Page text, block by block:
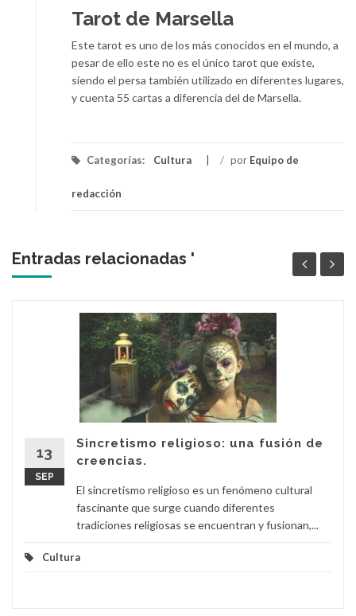
Tarot de Marsella
Este tarot es uno de los más conocidos en el mundo, a
pesar de ello este no es el único tarot que existe,
siendo el persa también utilizado en diferentes lugares,
y cuenta 55 cartas a diferencia del de Marsella.
Categorías: Cultura / por Equipo de
redacción
Entradas relacionadas '
13
SEP
Sincretismo religioso: una fusión de
creencias.
El sincretismo religioso es un fenómeno cultural
fascinante que surge cuando diferentes
tradiciones religiosas se encuentran y fusionan,...
Cultura